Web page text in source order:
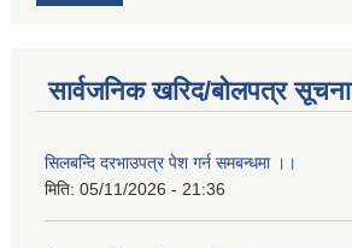
सार्वजनिक खरिद/बोलपत्र सूचना
सिलबन्दि दरभाउपत्र पेश गर्न समबन्धमा ।।
मिति: 05/11/2026 - 21:36